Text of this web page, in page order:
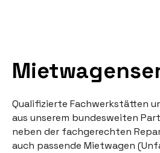
a
t
v
e
:
Qualifizierte Fachwerkstätten
aus unserem bundesweiten
neben der fachgerechten
auch passende Mietwagen